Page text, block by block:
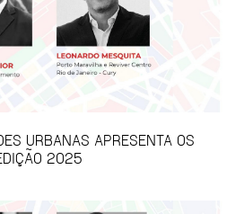
URBANAS APRESENTA OS
2025